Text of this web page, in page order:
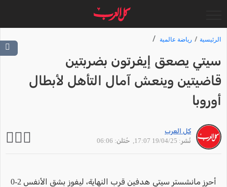
الرئيسية رياضة عالمية
سيتي يصعق إيفرتون بضربتين
قاضيتين وينعش آمال التأهل لأبطال
أوروبا
كل العرب
نُشر: 19/04/25 17:07
, حُتلن: 06:06
أحرز مانشستر سيتي هدفين قرب النهاية، ليفوز بشق الأنفس 2-0